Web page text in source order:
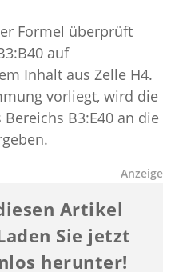
Formel überprüft
auf
Inhalt aus Zelle H4.
vorliegt, wird die
B3:E40 an die